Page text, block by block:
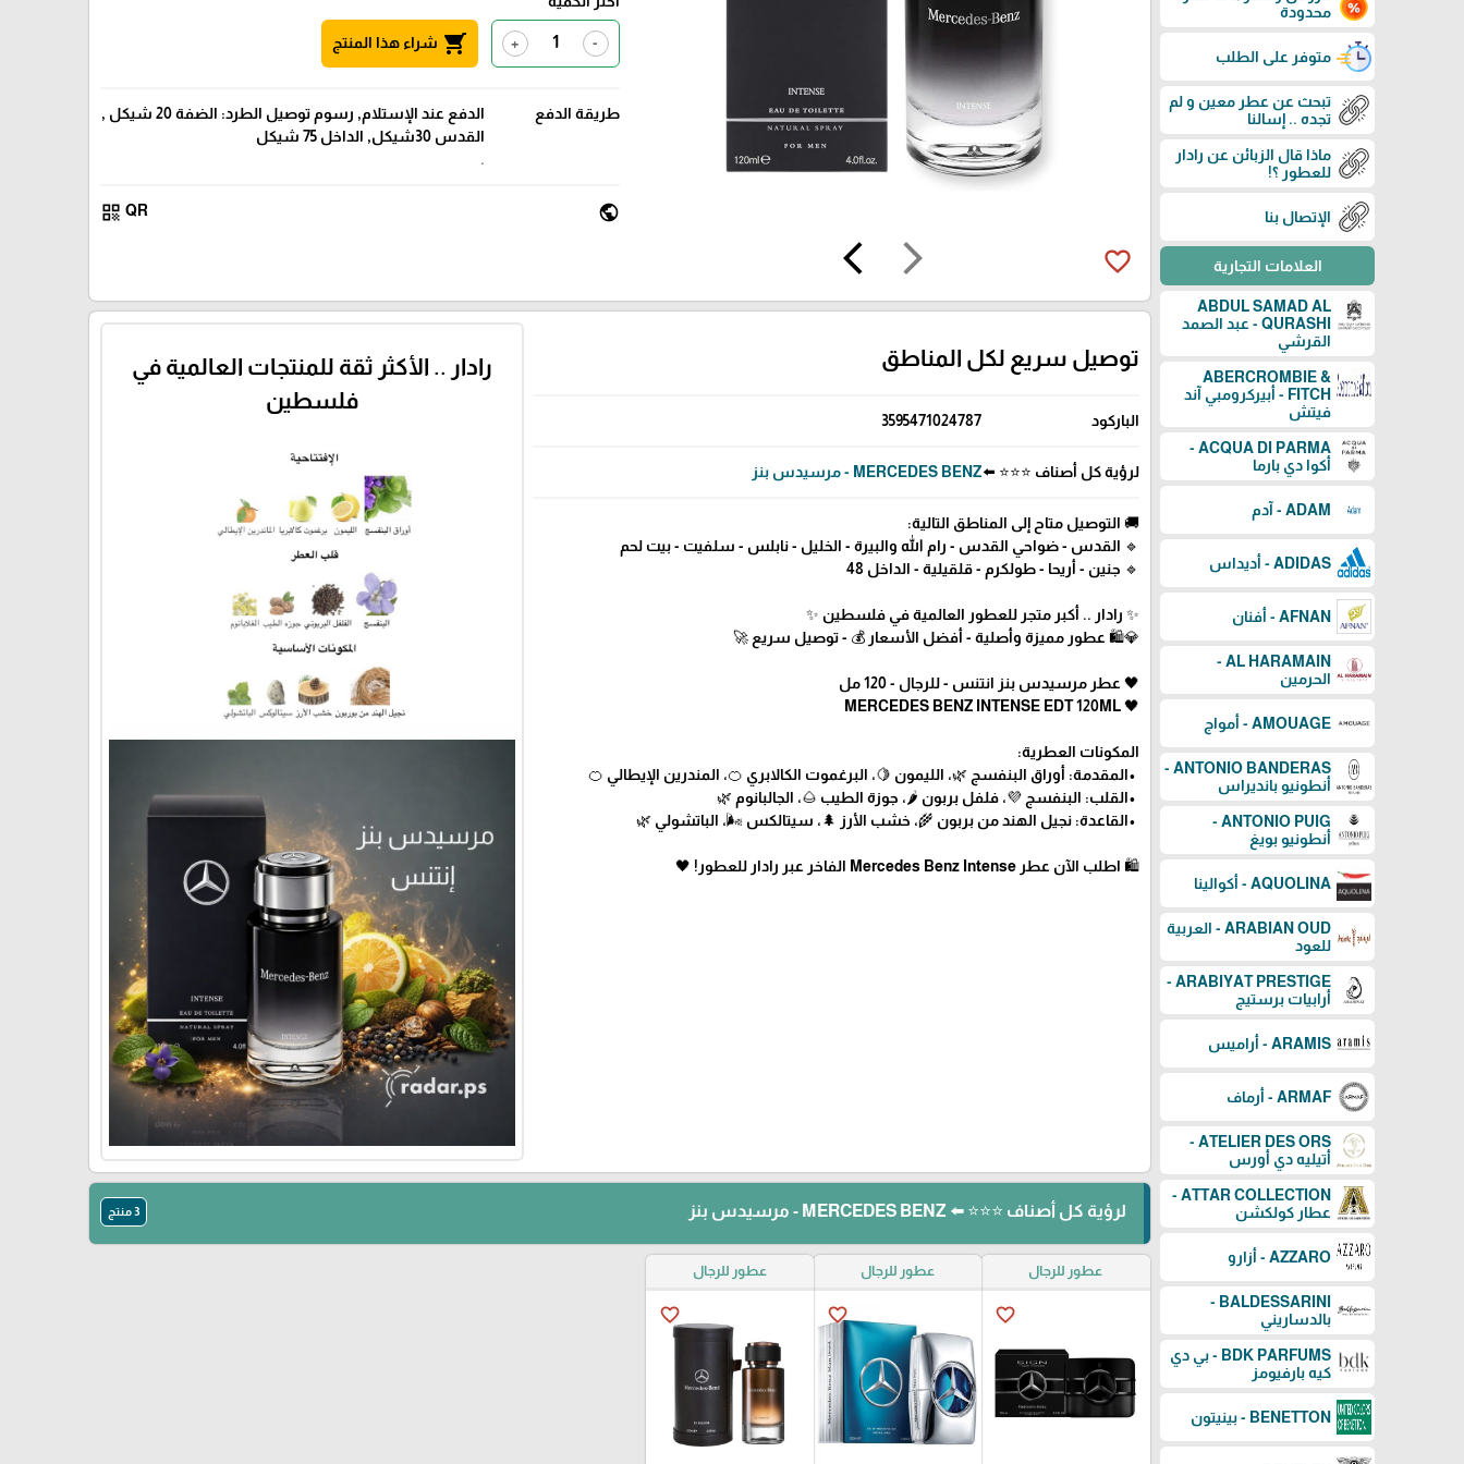
محدودة
متوفر على الطلب
تبحث عن عطر معين و لم
تجده .. إسالنا
ماذا قال الزبائن عن رادار
للعطور ؟!
الإتصال بنا
العلامات التجارية
ABDUL SAMAD AL
QURASHI - عبد الصمد
القرشي
ABERCROMBIE &
FITCH - أبيركرومبي آند
فيتش
ACQUA DI PARMA -
أكوا دي بارما
ADAM - آدم
ADIDAS - أديداس
AFNAN - أفنان
AL HARAMAIN -
الحرمين
AMOUAGE - أمواج
ANTONIO BANDERAS -
أنطونيو بانديراس
ANTONIO PUIG -
أنطونيو بويغ
AQUOLINA - أكوالينا
ARABIAN OUD - العربية
للعود
ARABIYAT PRESTIGE -
أرابيات برستيج
ARAMIS - أراميس
ARMAF - أرماف
ATELIER DES ORS -
أتيليه دي أورس
ATTAR COLLECTION -
عطار كولكشن
AZZARO - أزارو
BALDESSARINI -
بالدساريني
BDK PARFUMS - بي دي
كيه بارفيومز
BENETTON - بينيتون
arrow_forward_ios
arrow_back_ios favorite_border
-
+
shopping_cart شراء هذا المنتج
طريقة الدفع
الدفع عند الإستلام, رسوم توصيل الطرد: الضفة 20 شيكل ,
القدس 30شيكل, الداخل 75 شيكل
.
public
QR
qr_code
توصيل سريع لكل المناطق
الباركود 3595471024787
لرؤية كل أصناف ⭐⭐⭐ ⬅️MERCEDES BENZ - مرسيدس بنز
🚚 التوصيل متاح إلى المناطق التالية:
🔹 القدس - ضواحي القدس - رام الله والبيرة - الخليل - نابلس - سلفيت - بيت لحم
🔹 جنين - أريحا - طولكرم - قلقيلية - الداخل 48
✨ رادار .. أكبر متجر للعطور العالمية في فلسطين ✨
💎🛍️ عطور مميزة وأصلية - أفضل الأسعار 💰 - توصيل سريع 🚀
🖤 عطر مرسيدس بنز انتنس - للرجال - 120 مل
🖤 MERCEDES BENZ INTENSE EDT 120ML
المكونات العطرية:
•المقدمة: أوراق البنفسج 🌿، الليمون 🍋، البرغموت الكالابري 🍊، المندرين الإيطالي 🍊
•القلب: البنفسج 💜، فلفل بربون 🌶️، جوزة الطيب 🌰، الجالبانوم 🌿
•القاعدة: نجيل الهند من بربون 🌾، خشب الأرز 🌲، سيتالكس 🌬️، الباتشولي 🌿
🛍 اطلب الآن عطر Mercedes Benz Intense الفاخر عبر رادار للعطور! 🖤
رادار .. الأكثر ثقة للمنتجات العالمية في
فلسطين
لرؤية كل أصناف ⭐⭐⭐ ⬅️ MERCEDES BENZ - مرسيدس بنز 3 منتج
عطور للرجال
favorite_border
عطور للرجال
favorite_border
عطور للرجال
favorite_border